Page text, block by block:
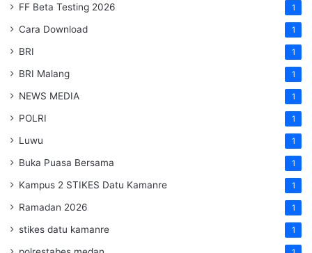
FF Beta Testing 2026 1
Cara Download 1
BRI 1
BRI Malang 1
NEWS MEDIA 1
POLRI 1
Luwu 1
Buka Puasa Bersama 1
Kampus 2 STIKES Datu Kamanre 1
Ramadan 2026 1
stikes datu kamanre 1